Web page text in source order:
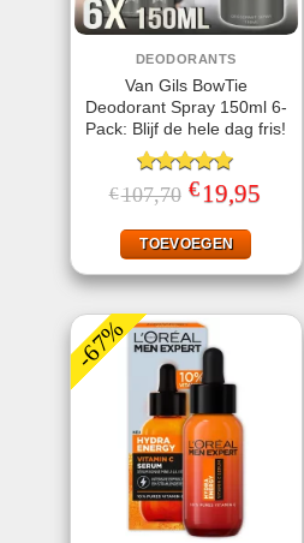
DEODORANTS
Van Gils BowTie
Deodorant Spray 150ml 6-
Pack: Blijf de hele dag fris!
Gewaardeerd
5.00 uit 5
€107,70 Oorspronkelijke
prijs
€107,70.
€ 19,95
TOEVOEGEN
-67%